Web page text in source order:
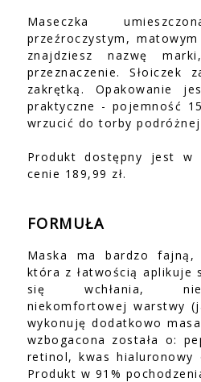
Maseczka
przeźroczystym,
znajdziesz nazwę
przeznaczenie. Słoiczek
zakrętką. Opakowanie
praktyczne - pojemność
wrzucić do torby
Produkt dostępny jest
cenie 189,99 zł.
FORMUŁA
Maska ma bardzo fajną,
która z łatwością aplikuje
się wchłania, nie
niekomfortowej warstwy
wykonuję dodatkowo
wzbogacona została o:
retinol, kwas hialuronowy
Produkt w 91%